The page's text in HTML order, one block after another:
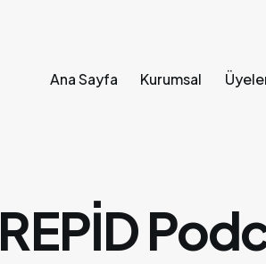
Ana Sayfa Kurumsal
REPİD